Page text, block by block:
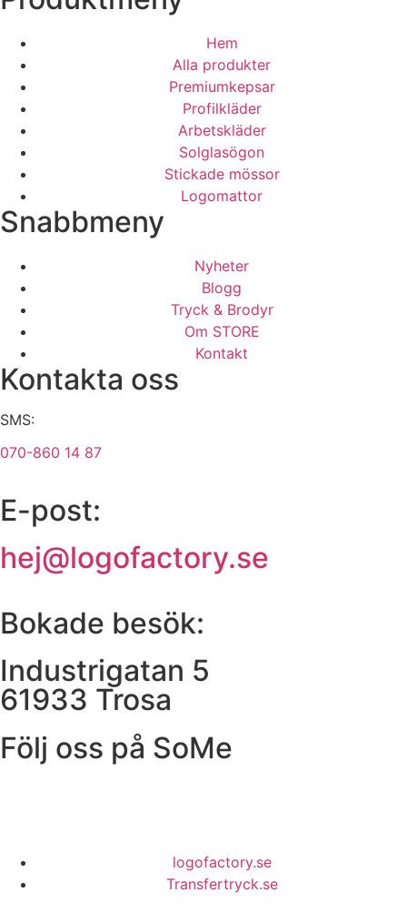
Hem
Alla produkter
Premiumkepsar
Profilkläder
Arbetskläder
Solglasögon
Stickade mössor
Logomattor
Snabbmeny
Nyheter
Blogg
Tryck & Brodyr
Om STORE
Kontakt
Kontakta oss
SMS:
070-860 14 87
E-post:
hej@logofactory.se
Bokade besök:
Industrigatan 5
61933 Trosa
Följ oss på SoMe
logofactory.se
Transfertryck.se